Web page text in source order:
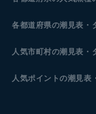
各都道府県の潮見表 ・
人気市町村の潮見表・
人気ポイントの潮見表